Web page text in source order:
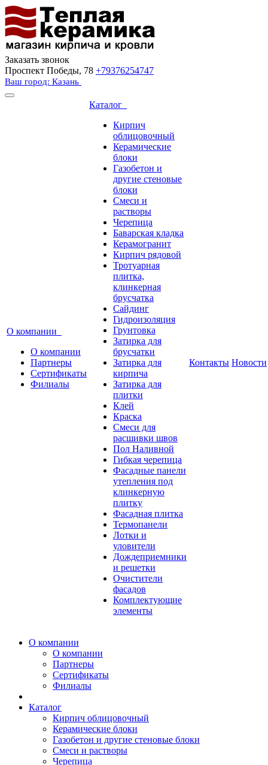
Заказать звонок
Проспект Победы, 78 +79376254747
Ваш город: Казань
О компании
О компании
Партнеры
Сертификаты
Филиалы
Каталог
Кирпич
облицовочный
Керамические
блоки
Газобетон и
другие стеновые
блоки
Смеси и
растворы
Черепица
Баварская кладка
Керамогранит
Кирпич рядовой
Тротуарная
плитка,
клинкерная
брусчатка
Сайдинг
Гидроизоляция
Грунтовка
Затирка для
брусчатки
Затирка для
кирпича
Затирка для
плитки
Клей
Краска
Смеси для
расшивки швов
Пол Наливной
Гибкая черепица
Фасадные панели
утепления под
клинкерную
плитку
Фасадная плитка
Термопанели
Лотки и
уловители
Дождеприемники
и решетки
Очистители
фасадов
Комплектующие
элементы
Контакты Новости
О компании
О компании
Партнеры
Сертификаты
Филиалы
Каталог
Кирпич облицовочный
Керамические блоки
Газобетон и другие стеновые блоки
Смеси и растворы
Черепица